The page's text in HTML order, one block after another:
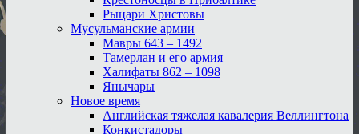
Рыцари Христовы
Мусульманские армии
Мавры 643 – 1492
Тамерлан и его армия
Халифаты 862 – 1098
Янычары
Новое время
Английская тяжелая кавалерия Веллингтона
Конкистадоры